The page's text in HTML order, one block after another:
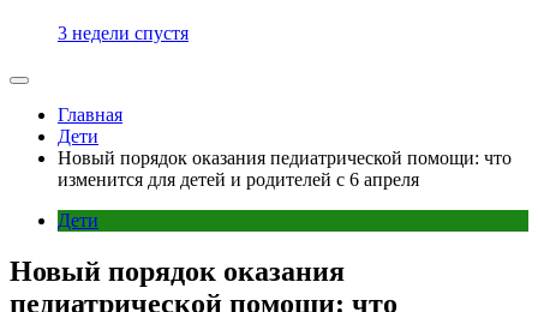
3 недели спустя
Главная
Дети
Новый порядок оказания педиатрической помощи: что
изменится для детей и родителей с 6 апреля
Дети
Новый порядок оказания
педиатрической помощи: что